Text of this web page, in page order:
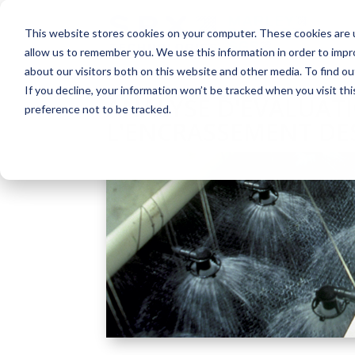
This website stores cookies on your computer. These cookies
allow us to remember you. We use this information in order to
about our visitors both on this website and other media. To find
If you decline, your information won’t be tracked when you visit
preference not to be tracked.
ANALYSE